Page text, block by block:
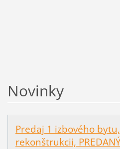
Novinky
Predaj 1 izbového
rekonštrukcii,